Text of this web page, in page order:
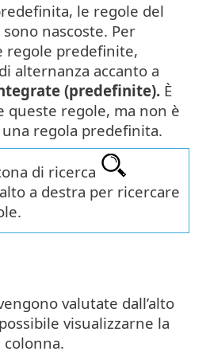
le regole del
nascoste. Per
regole predefinite,
alternanza accanto a
(predefinite). È
queste regole, ma non è
regola predefinita.
di ricerca
a destra per ricercare
valutate dall’alto
visualizzarne la